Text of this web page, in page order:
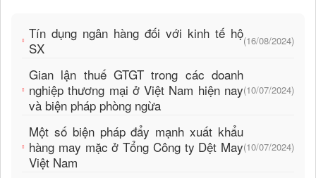
Tín dụng ngân hàng đối với kinh tế hộ
SX
(16/08/2024)
Gian lận thuế GTGT trong các doanh
nghiệp thương mại ở Việt Nam hiện nay
và biện pháp phòng ngừa
(10/07/2024)
Một số biện pháp đẩy mạnh xuất khẩu
hàng may mặc ở Tổng Công ty Dệt May
Việt Nam
(10/07/2024)